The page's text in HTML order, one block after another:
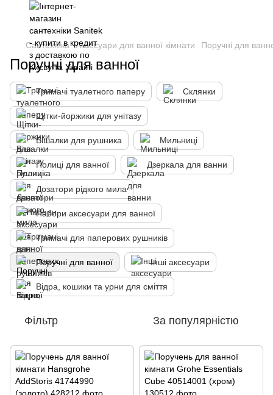
Сантехніка Аксесуари для ванної кімнати Поручні для
Поручні для ванної
Тримачі туалетного паперу Склянки
Щітки-йоржики для унітазу
Вішалки для рушника Мильниці
Полиці для ванної Дзеркала для ванни
Дозатори рідкого мила
Набори аксесуари для ванної
Тримачі для паперових рушників
Поручні для ванної Інші аксесуари
Відра, кошики та урни для сміття
Фільтр За популярністю